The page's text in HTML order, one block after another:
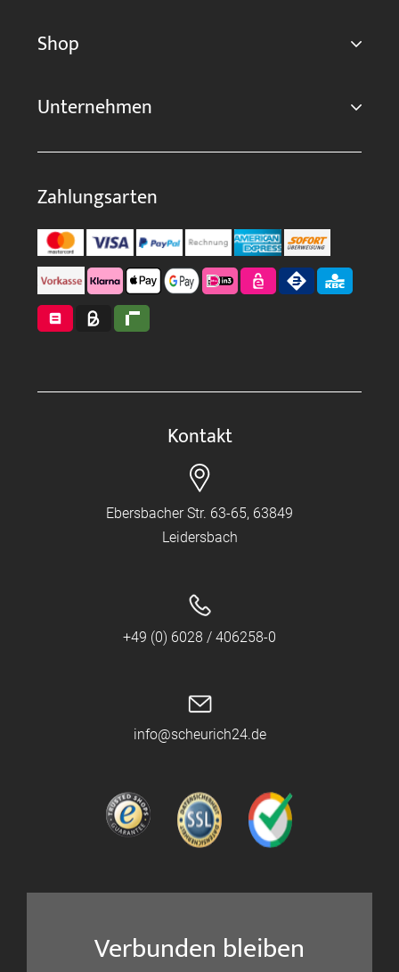
Shop
Unternehmen
Zahlungsarten
Kontakt
Ebersbacher Str. 63-65, 63849
Leidersbach
+49 (0) 6028 / 406258-0
info@scheurich24.de
Verbunden bleiben